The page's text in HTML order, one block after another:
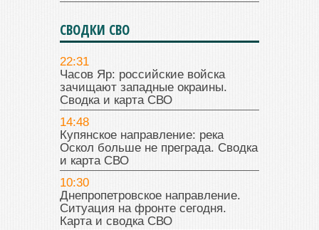
СВОДКИ СВО
22:31
Часов Яр: российские войска
зачищают западные окраины.
Сводка и карта СВО
14:48
Купянское направление: река
Оскол больше не преграда. Сводка
и карта СВО
10:30
Днепропетровское направление.
Ситуация на фронте сегодня.
Карта и сводка СВО